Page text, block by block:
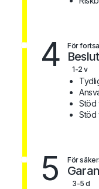
4 För
1-2 v
Stöd
Stöd
5 För
3-5 d